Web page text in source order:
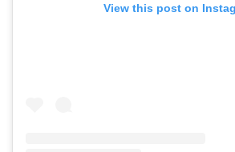
View this post on